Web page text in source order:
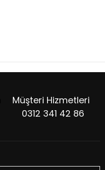
Müşteri Hizmetleri
0312 341 42 86